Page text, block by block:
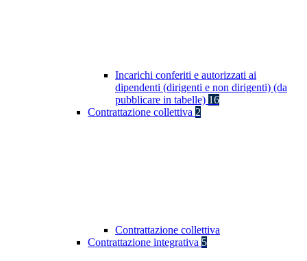
Incarichi conferiti e autorizzati ai
dipendenti (dirigenti e non dirigenti) (da
pubblicare in tabelle) 16
Contrattazione collettiva 2
Contrattazione collettiva
Contrattazione integrativa 5